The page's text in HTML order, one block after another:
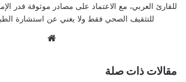
للقارئ العربي، مع الاعتماد على مصادر موثوقة قدر
للتثقيف الصحي فقط ولا يغني عن استشارة
مقالات ذات صلة